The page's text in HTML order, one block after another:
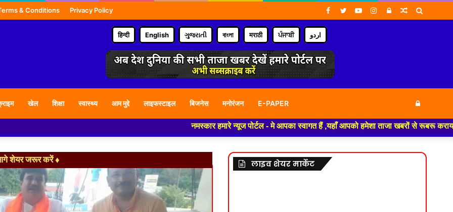
& Conditions Privacy Policy Random
Log
Instagram
YouTube
Twitter
Facebook
हिन्दी English ગુજરાતી বাংলা मराठी ਪੰਜਾਬੀ اردو
खेल शिक्षा स्वास्थ्य आम मुद्दे लाइफस्टाइल बिजनेस मनोरंजन E-PAPER Log
In
नमस्कार हमारे न्यूज पोर्टल - मे आपका स्वागत हैं ,यहाँ आपको हमेशा ताजा खबरों से रूबरू कराया जाएगा
शेयर जरूर करें ♦ लाइव शेयर मार्केट